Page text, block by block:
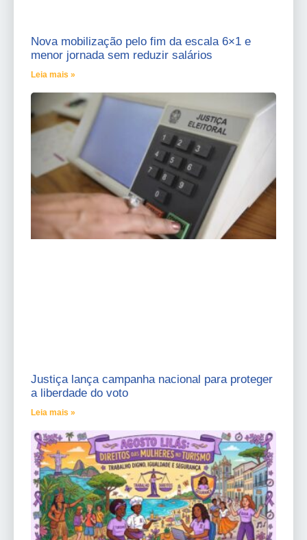
Nova mobilização pelo fim da escala 6×1 e
menor jornada sem reduzir salários
Leia mais »
Justiça lança campanha nacional para proteger
a liberdade do voto
Leia mais »